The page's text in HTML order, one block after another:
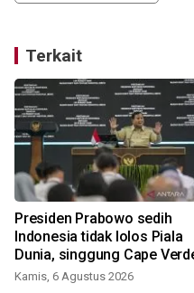
Terkait
Presiden Prabowo sedih
Indonesia tidak lolos Piala
Dunia, singgung Cape
Kamis, 6 Agustus 2026